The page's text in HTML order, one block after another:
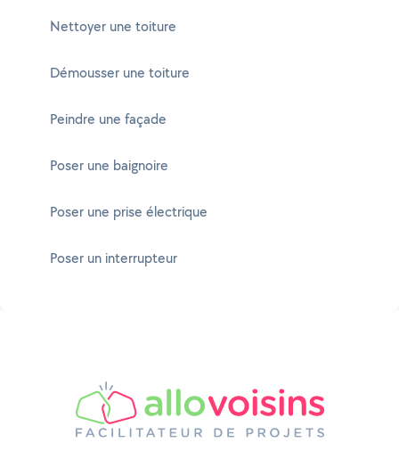
Nettoyer une toiture
Démousser une toiture
Peindre une façade
Poser une baignoire
Poser une prise électrique
Poser un interrupteur